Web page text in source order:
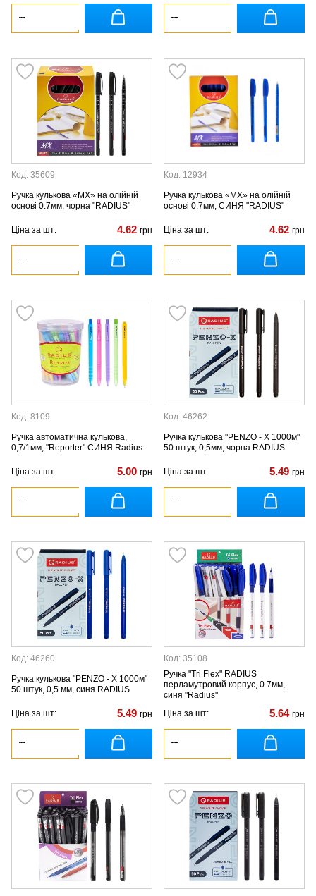
Код: 35609
Ручка кулькова «MX» на олійній
основі 0.7мм, чорна "RADIUS"
Ціна за шт: 4.62 грн
Код: 12934
Ручка кулькова «MX» на олійній
основі 0.7мм, СИНЯ "RADIUS"
Ціна за шт: 4.62 грн
Код: 8109
Ручка автоматична кулькова,
0,7/1мм, "Reporter" СИНЯ Radius
Ціна за шт: 5.00 грн
Код: 46262
Ручка кулькова "PENZO - X 1000м"
50 штук, 0,5мм, чорна RADIUS
Ціна за шт: 5.49 грн
Код: 46260
Ручка кулькова "PENZO - X 1000м"
50 штук, 0,5 мм, синя RADIUS
Ціна за шт: 5.49 грн
Код: 35108
Ручка "Tri Flex" RADIUS
перламутровий корпус, 0.7мм,
синя "Radius"
Ціна за шт:
5.64 грн